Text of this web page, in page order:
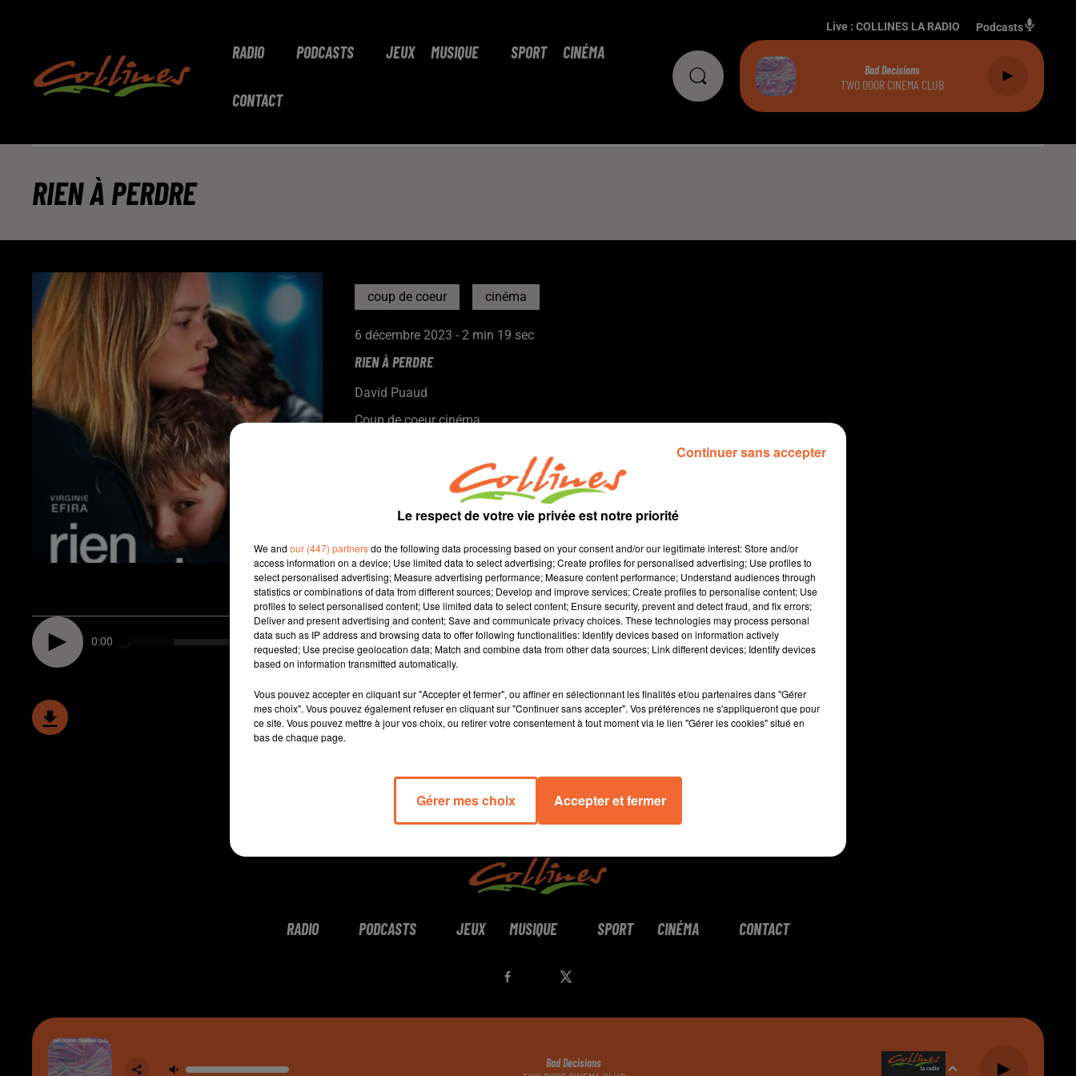
RADIO PODCASTS JEUX MUSIQUE SPORT CINÉMA
CONTACT
Live : COLLINES LA RADIO Podcasts
Bad Decisions
TWO DOOR CINEMA CLUB
RIEN À PERDRE
coup de coeur cinéma
6 décembre 2023 - 2 min 19 sec
RIEN À PERDRE
David Puaud
Coup de coeur cinéma
programmateur au Fauteuil Rouge à Bressuire, vous propose
son coup de coeur.
0:00 2 min 19 sec
RADIO PODCASTS JEUX MUSIQUE SPORT CINÉMA CONTACT
Bad Decisions
Le respect de votre vie privée est notre priorité
We and our (447) partnersdo the following data processing based on your consent and/or our legitimate interest: Store and/or
access information on a device; Use limited data to select advertising; Create profiles for personalised advertising; Use profiles to
select personalised advertising; Measure advertising performance; Measure content performance; Understand audiences through
statistics or combinations of data from different sources; Develop and improve services; Create profiles to personalise content; Use
profiles to select personalised content; Use limited data to select content; Ensure security, prevent and detect fraud, and fix errors;
Deliver and present advertising and content; Save and communicate privacy choices. These technologies may process personal
data such as IP address and browsing data to offer following functionalities: Identify devices based on information actively
requested; Use precise geolocation data; Match and combine data from other data sources; Link different devices; Identify devices
based on information transmitted automatically.
Vous pouvez accepter en cliquant sur "Accepter et fermer", ou affiner en sélectionnant les finalités et/ou partenaires dans "Gérer
mes choix". Vous pouvez également refuser en cliquant sur "Continuer sans accepter". Vos préférences ne s'appliqueront que pour
ce site. Vous pouvez mettre à jour vos choix, ou retirer votre consentement à tout moment via le lien "Gérer les cookies" situé en
bas de chaque page.
Gérer mes choix Accepter et fermer
Continuer sans accepter